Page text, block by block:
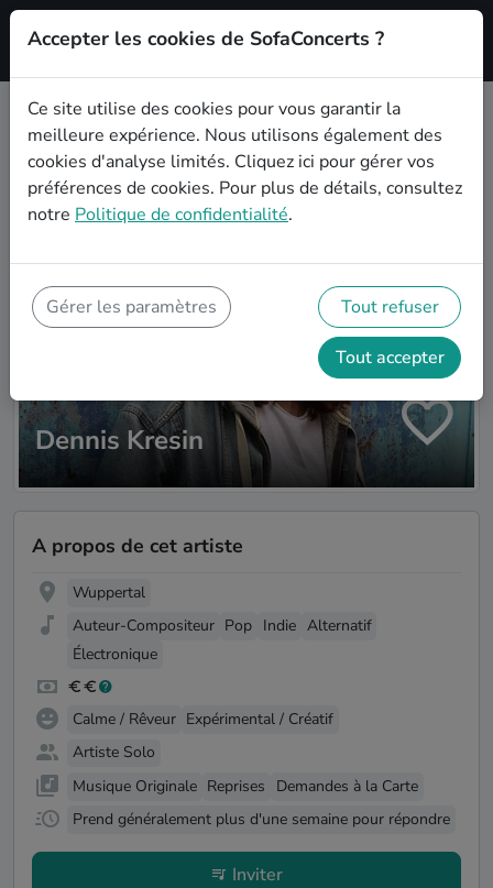
S'inscrire'
Plus d'artistes
Dennis Kresin
A propos de cet artiste
Wuppertal
Auteur-Compositeur Pop Indie Alternatif
Électronique
Calme / Rêveur Expérimental / Créatif
Artiste Solo
Musique Originale Reprises
Demandes à la Carte
Prend généralement plus d'une semaine pour répondre
Inviter
Accepter les cookies de SofaConcerts ?
Ce site utilise des cookies pour vous garantir la
meilleure expérience. Nous utilisons également des
cookies d'analyse limités. Cliquez ici pour gérer vos
préférences de cookies. Pour plus de détails, consultez
notre Politique de confidentialité.
Gérer les paramètres Tout refuser
Tout accepter